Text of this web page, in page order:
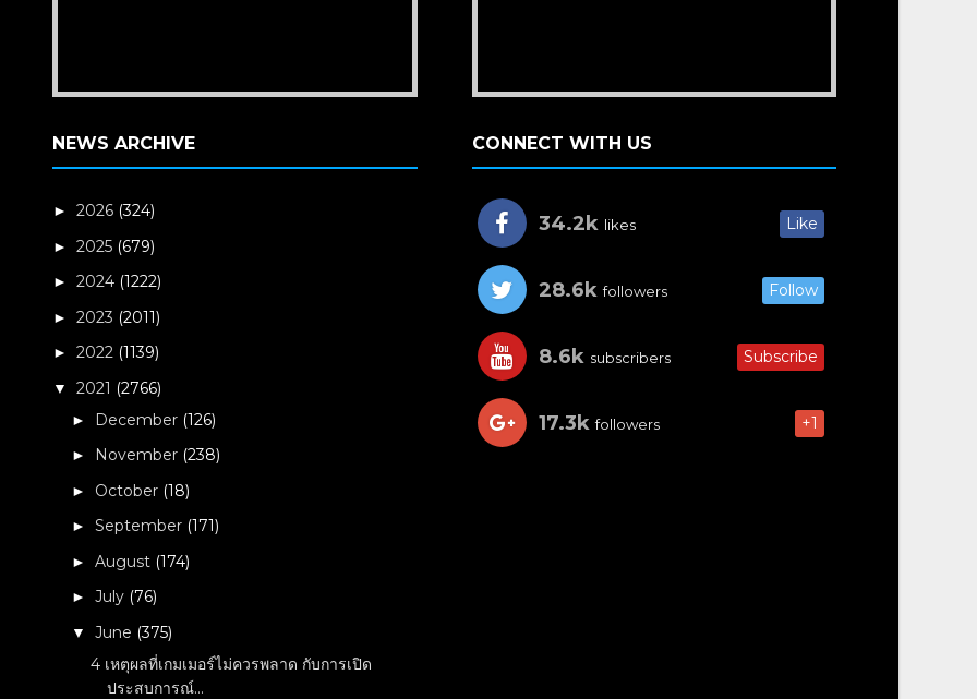
NEWS ARCHIVE
►2026 (324)
►2025 (679)
►2024 (1222)
►2023 (2011)
►2022 (1139)
▼2021 (2766)
► December (126)
► November (238)
► October (18)
►September (171)
►August (174)
►July (76)
▼June (375)
4 เหตุผลที่เกมเมอร์ไม่ควรพลาด กับการเปิด
ประสบการณ์...
CONNECT WITH US
34.2k likes Like
28.6k followers Follow
8.6k subscribers Subscribe
17.3k followers +1